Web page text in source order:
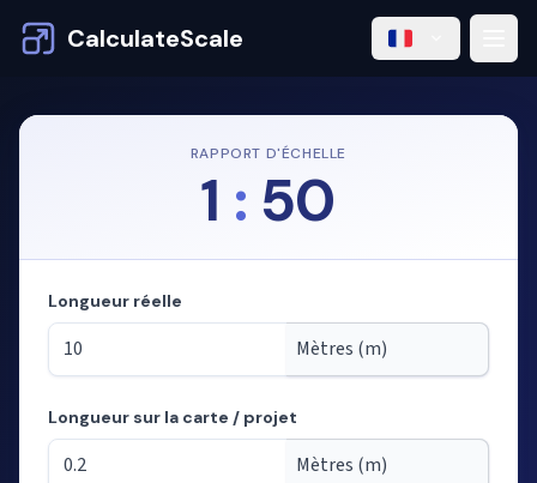
CalculateScale
RAPPORT D'ÉCHELLE
1 : 50
Mode : calcul des longueurs à partir de l'échelle
Longueur réelle
Longueur sur la carte / projet